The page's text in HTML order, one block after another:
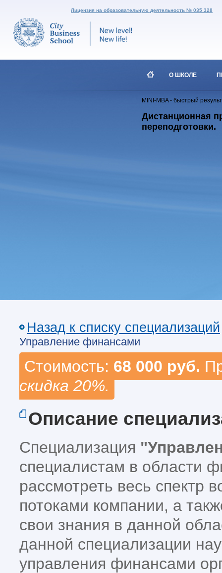
Лицензия на образовательную деятельность № 035 328
О ШКОЛЕ
MINI-MBA - быстрый
Дистанционная
переподготовки.
Назад к списку специализаций
Управление финансами
Стоимость: 68 000 руб.
скидка 20%.
Описание
Специализация
специалистам в области
рассмотреть весь спектр
потоками компании, а
свои знания в данной
данной специализации
управления финансами